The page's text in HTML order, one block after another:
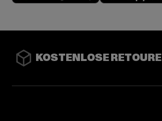
KOSTENLOSE RETOURE